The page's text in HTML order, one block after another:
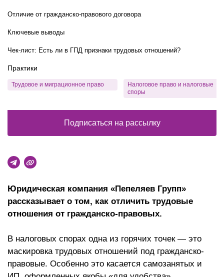
Юридическая компания «Пепеляев Групп»
рассказывает о том, как отличить трудовые
отношения от гражданско-правовых.
В налоговых спорах одна из горячих точек — это
маскировка трудовых отношений под гражданско-
правовые. Особенно это касается самозанятых и
Отличие от гражданско-правового договора
Ключевые выводы
Чек-лист: Есть ли в ГПД признаки трудовых отношений?
Практики
Трудовое и миграционное право
Налоговое право и налоговые
споры
Подписаться на рассылку